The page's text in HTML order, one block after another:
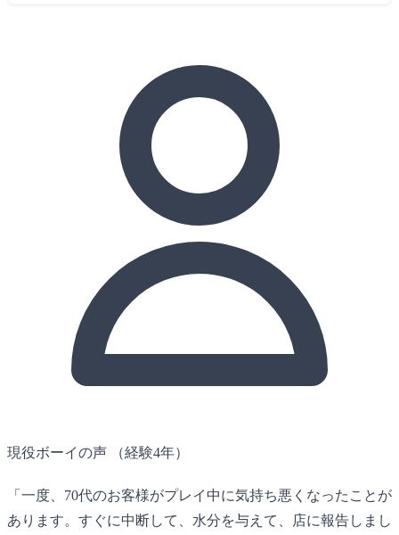
現役ボーイの声 （経験4年）
「一度、70代のお客様がプレイ中に気持ち悪くなったことが
あります。すぐに中断して、水分を与えて、店に報告しまし